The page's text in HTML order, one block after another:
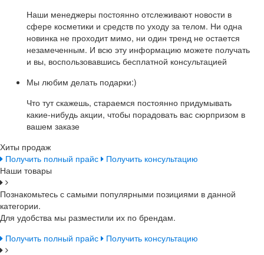
Наши менеджеры постоянно отслеживают новости в
сфере косметики и средств по уходу за телом. Ни одна
новинка не проходит мимо, ни один тренд не остается
незамеченным. И всю эту информацию можете получать
и вы, воспользовавшись бесплатной консультацией
Мы любим делать подарки:)
Что тут скажешь, стараемся постоянно придумывать
какие-нибудь акции, чтобы порадовать вас сюрпризом в
вашем заказе
Хиты продаж
Получить полный прайс
Получить консультацию
Наши товары
Познакомьтесь с самыми популярными позициями в данной
категории.
Для удобства мы разместили их по брендам.
Получить полный прайс
Получить консультацию